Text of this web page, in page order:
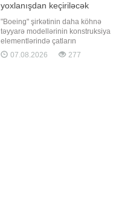
yoxlanışdan keçiriləcək
"Boeing" şirkətinin daha köhnə
təyyarə modellərinin konstruksiya
elementlərində çatların
aşkarlanmasından sonra, ABŞ-nin
Federal Mülki Aviasiya İdarəsi (FAA)
07.08.2026 277